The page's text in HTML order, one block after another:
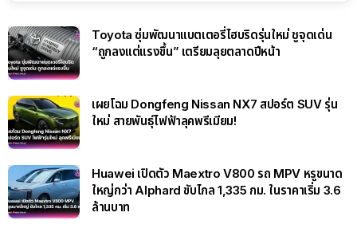
Toyota ซุ่มพัฒนาแบตเตอรี่ไฮบริดรุ่นใหม่ ชูจุดเด่น
“ถูกลงแต่แรงขึ้น” เตรียมลุยตลาดปีหน้า
เผยโฉม Dongfeng Nissan NX7 สปอร์ต SUV รุ่น
ใหม่ สายพันธุ์ไฟฟ้าลุคพรีเมียม!
Huawei เปิดตัว Maextro V800 รถ MPV หรูขนาด
ใหญ่กว่า Alphard ขับไกล 1,335 กม. ในราคาเริ่ม 3.6
ล้านบาท